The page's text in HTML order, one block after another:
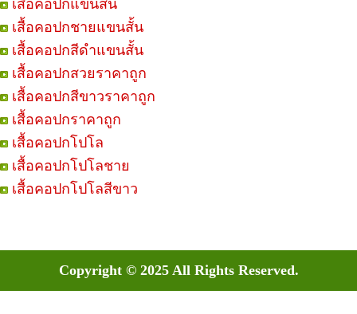
เสื้อคอปกแขนสั้น
เสื้อคอปกชายแขนสั้น
เสื้อคอปกสีดำแขนสั้น
เสื้อคอปกสวยราคาถูก
เสื้อคอปกสีขาวราคาถูก
เสื้อคอปกราคาถูก
เสื้อคอปกโปโล
เสื้อคอปกโปโลชาย
เสื้อคอปกโปโลสีขาว
Copyright © 2025 All Rights Reserved.